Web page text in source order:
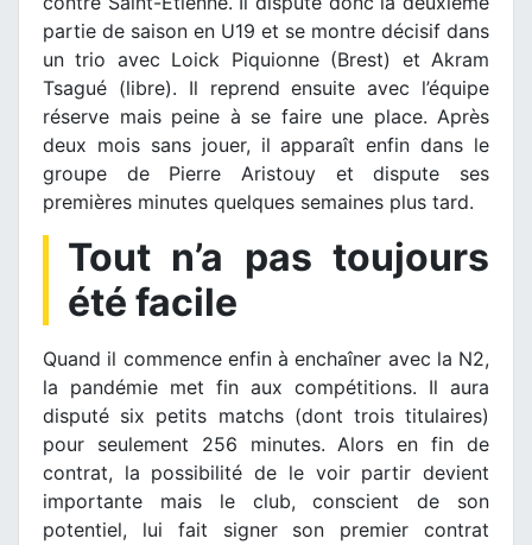
partie de saison en U19 et se montre décisif dans
un trio avec Loick Piquionne (Brest) et Akram
Tsagué (libre). Il reprend ensuite avec l’équipe
réserve mais peine à se faire une place. Après
deux mois sans jouer, il apparaît enfin dans le
groupe de Pierre Aristouy et dispute ses
premières minutes quelques semaines plus tard.
Tout n’a pas toujours
été facile
Quand il commence enfin à enchaîner avec la N2,
la pandémie met fin aux compétitions. Il aura
disputé six petits matchs (dont trois titulaires)
pour seulement 256 minutes. Alors en fin de
contrat, la possibilité de le voir partir devient
importante mais le club, conscient de son
potentiel, lui fait signer son premier contrat